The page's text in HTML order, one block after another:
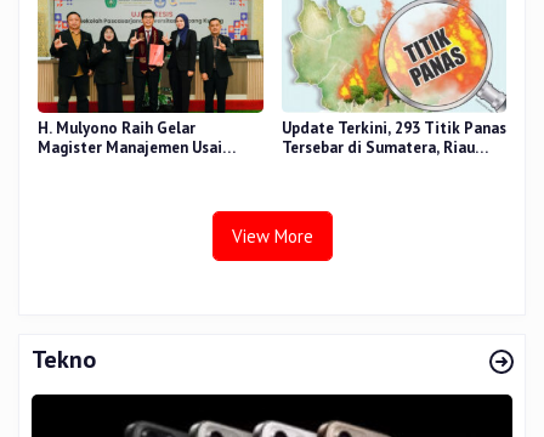
H. Mulyono Raih Gelar
Magister Manajemen Usai
Update Terkini, 293 Titik Panas
Tersebar di Sumatera, Riau
View More
Tekno